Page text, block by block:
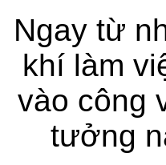
Ngay từ
khí làm
vào công
tưởng